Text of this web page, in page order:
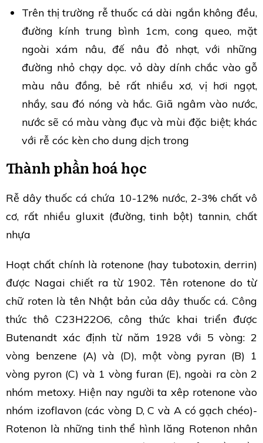
Trên thị trường rễ thuốc cá dài ngắn không đều,
đường kính trung bình 1cm, cong queo, mặt
ngoài xám nâu, đế nâu đỏ nhạt, với những
đường nhỏ chạy dọc. vỏ dày dính chắc vào gỗ
màu nâu đồng, bẻ rất nhiều xơ, vị hơi ngọt,
nhầy, sau đó nóng và hắc. Giã ngâm vào nước,
nước sẽ có màu vàng đục và mùi đặc biệt; khác
với rễ cóc kèn cho dung dịch trong
Thành phần hoá học
Rễ dây thuốc cá chứa 10-12% nước, 2-3% chất vô
cơ, rất nhiều gluxit (đường, tinh bột) tannin, chất
nhựa
Hoạt chất chính là rotenone (hay tubotoxin, derrin)
được Nagai chiết ra từ 1902. Tên rotenone do từ
chữ roten là tên Nhật bản của dây thuốc cá. Công
thức thô C23H22O6, công thức khai triển được
Butenandt xác định từ năm 1928 với 5 vòng: 2
vòng benzene (A) và (D), một vòng pyran (B) 1
vòng pyron (C) và 1 vòng furan (E), ngoài ra còn 2
nhóm metoxy. Hiện nay người ta xêp rotenone vào
nhóm izoflavon (các vòng D, C và A có gạch chéo)-
Rotenon là những tinh thể hình lăng Rotenon nhân